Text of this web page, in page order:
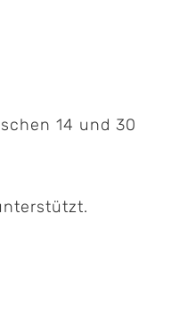
14 und 30